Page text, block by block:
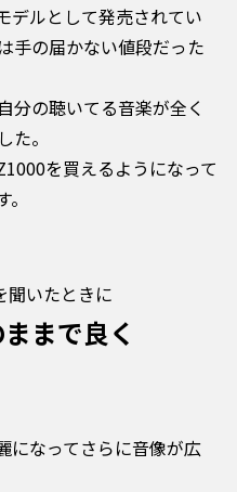
デルとして発売されてい
手の届かない値段だった
分の聴いてる音楽が全く
。
を買えるようになって
聞いたときに
まで良く
になってさらに音像が広